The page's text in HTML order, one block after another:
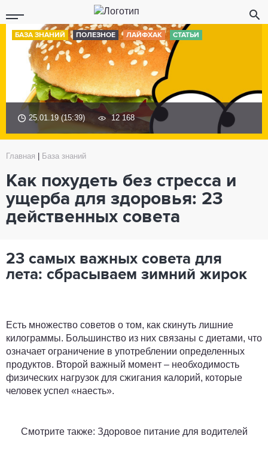
БАЗА ЗНАНИЙ ПОЛЕЗНОЕ ЛАЙФХАК СТАТЬИ
25.01.19 (15:39) 12 168
Главная База знаний
Как похудеть без стресса и
ущерба для здоровья: 23
действенных совета
23 самых важных совета для
лета: сбрасываем зимний жирок
Есть множество советов о том, как скинуть лишние
килограммы. Большинство из них связаны с диетами, что
означает ограничение в употреблении определенных
продуктов. Второй важный момент – необходимость
физических нагрузок для сжигания калорий, которые
человек успел «наесть».
Смотрите также: Здоровое питание для водителей